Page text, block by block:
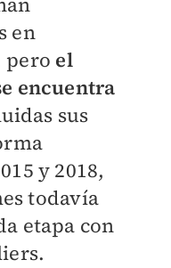
en
pero el
encuentra
sus
y 2018,
todavía
etapa con